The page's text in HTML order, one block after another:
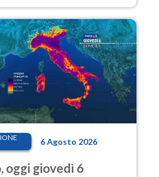
6 Agosto 2026
oggi giovedì 6